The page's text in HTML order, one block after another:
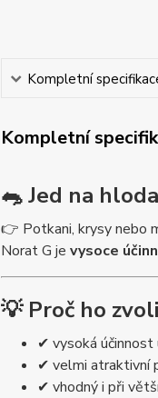
Kompletní
Kompletní
🐀 Jed na
👉 Potkani, krysy nebo
Norat G je vysoce
💡 Proč ho
✔ vysoká účinnost
✔ velmi atraktivní
✔ vhodný i při